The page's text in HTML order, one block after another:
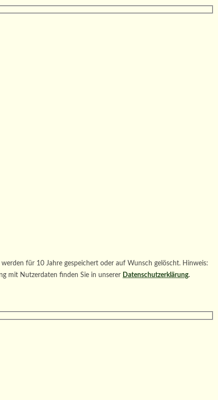
für 10 Jahre gespeichert oder auf Wunsch gelöscht. Hinweis:
mit Nutzerdaten finden Sie in unserer Datenschutzerklärung.